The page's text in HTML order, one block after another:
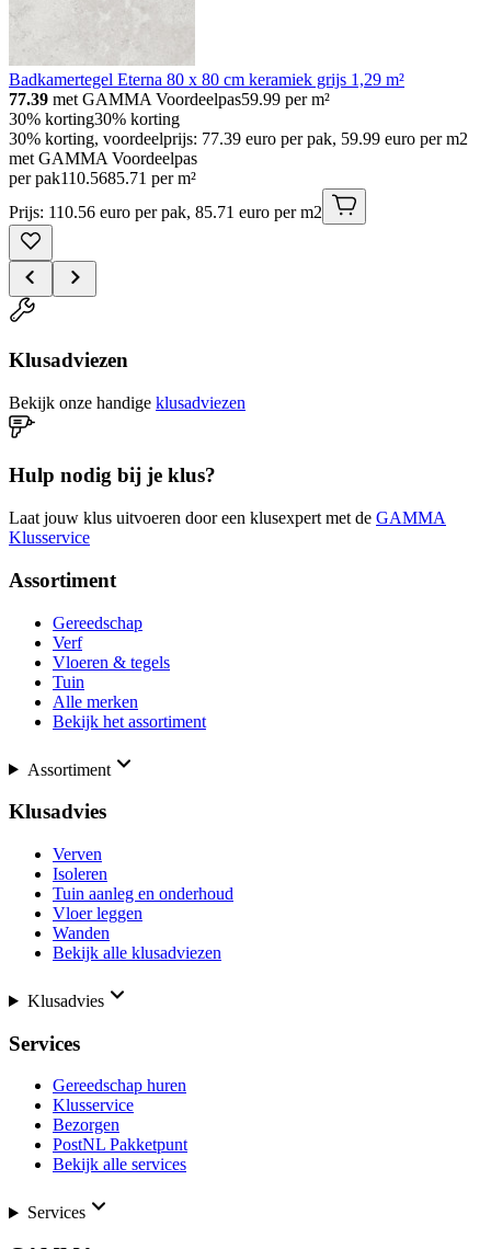
Badkamertegel Eterna 80 x 80 cm keramiek grijs 1,29 m²
77.39 met GAMMA Voordeelpas59.99 per m²
30% korting30% korting
30% korting, voordeelprijs: 77.39 euro per pak, 59.99 euro per m2
met GAMMA Voordeelpas
per pak110.5685.71 per m²
Prijs: 110.56 euro per pak, 85.71 euro per m2
Klusadviezen
Bekijk onze handige klusadviezen
Hulp nodig bij je klus?
Laat jouw klus uitvoeren door een klusexpert met de GAMMA
Klusservice
Assortiment
Gereedschap
Verf
Vloeren & tegels
Tuin
Alle merken
Bekijk het assortiment
Assortiment
Klusadvies
Verven
Isoleren
Tuin aanleg en onderhoud
Vloer leggen
Wanden
Bekijk alle klusadviezen
Klusadvies
Services
Gereedschap huren
Klusservice
Bezorgen
PostNL Pakketpunt
Bekijk alle services
Services